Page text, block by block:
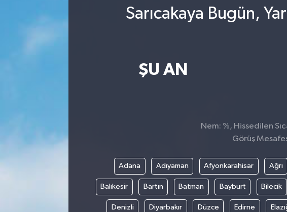
Sarıcakaya Bugün,
ŞU AN
Nem: %, Hissedilen
Görüş
Adana Adıyaman Afyonkarahisar Ağrı
Balıkesir Bartın Batman Bayburt Bilecik
Denizli Diyarbakır Düzce Edirne